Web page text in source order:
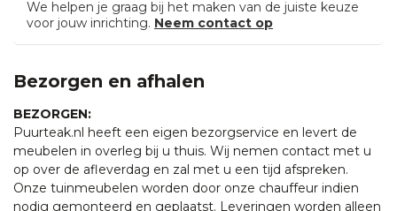
We helpen je graag bij het maken van de juiste keuze
voor jouw inrichting. Neem contact op
Bezorgen en afhalen
BEZORGEN:
Puurteak.nl heeft een eigen bezorgservice en levert de
meubelen in overleg bij u thuis. Wij nemen contact met u
op over de afleverdag en zal met u een tijd afspreken.
Onze tuinmeubelen worden door onze chauffeur indien
nodig gemonteerd en geplaatst. Leveringen worden alleen